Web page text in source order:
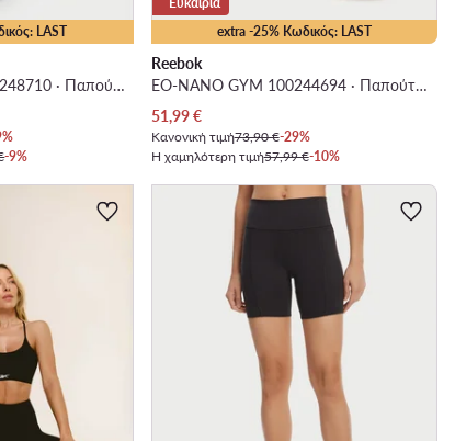
LAST
EO-ERS TRAINER 100248710 · Παπούτσια για Γυμναστήριο
-9%
extra -25% Κωδικός: LAST
Reebok
EO-NANO GYM 100244694 · Παπούτσια για Γυμναστήριο
Τρέχουσα τιμή
51,99€
Κανονική τιμή73,90 €-29%
Η χαμηλότερη τιμή57,99 €-10%